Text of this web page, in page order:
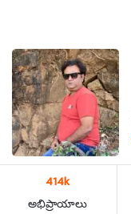
414k
అభిప్రాయాలు